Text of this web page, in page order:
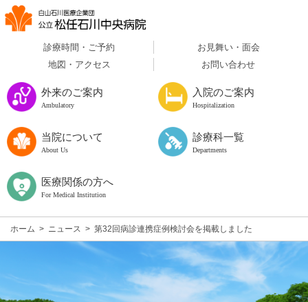
診療時間・ご予約
お見舞い・面会
地図・アクセス
お問い合わせ
外来のご案内
Ambulatory
入院のご案内
Hospitalization
当院について
About Us
診療科一覧
Departments
医療関係の方へ
For Medical Institution
ホーム > ニュース > 第32回病診連携症例検討会を掲載しました